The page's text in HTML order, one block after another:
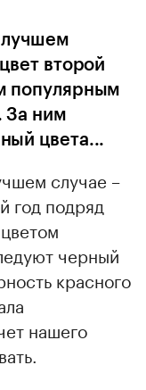
второй
популярным
За ним
цвета...
случае –
год подряд
черный
красного
нашего